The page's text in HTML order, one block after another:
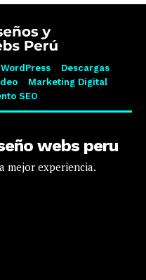
WordPress
Descargas
Marketing Digital
SEO
webs peru
mejor experiencia.